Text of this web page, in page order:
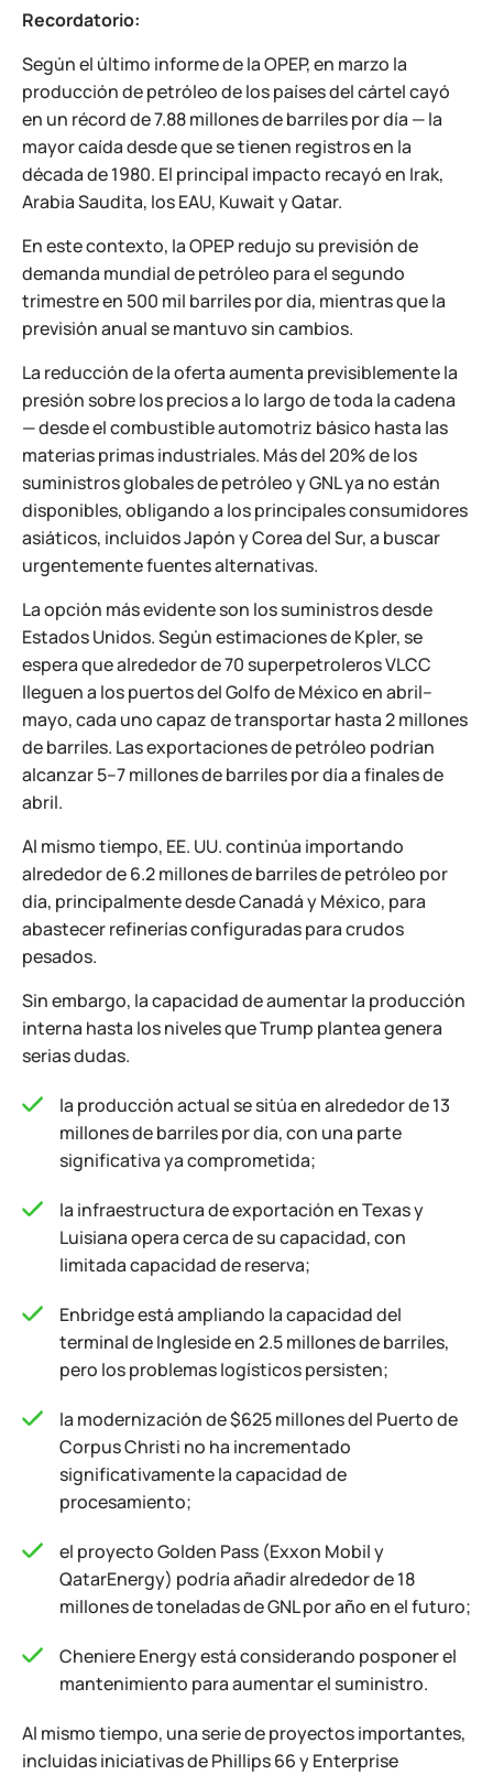
Recordatorio:
Según el último informe de la OPEP, en marzo la
producción de petróleo de los países del cártel cayó
en un récord de 7.88 millones de barriles por día — la
mayor caída desde que se tienen registros en la
década de 1980. El principal impacto recayó en Irak,
Arabia Saudita, los EAU, Kuwait y Qatar.
En este contexto, la OPEP redujo su previsión de
demanda mundial de petróleo para el segundo
trimestre en 500 mil barriles por día, mientras que la
previsión anual se mantuvo sin cambios.
La reducción de la oferta aumenta previsiblemente la
presión sobre los precios a lo largo de toda la cadena
— desde el combustible automotriz básico hasta las
materias primas industriales. Más del 20% de los
suministros globales de petróleo y GNL ya no están
disponibles, obligando a los principales consumidores
asiáticos, incluidos Japón y Corea del Sur, a buscar
urgentemente fuentes alternativas.
La opción más evidente son los suministros desde
Estados Unidos. Según estimaciones de Kpler, se
espera que alrededor de 70 superpetroleros VLCC
lleguen a los puertos del Golfo de México en abril–
mayo, cada uno capaz de transportar hasta 2 millones
de barriles. Las exportaciones de petróleo podrían
alcanzar 5–7 millones de barriles por día a finales de
abril.
Al mismo tiempo, EE. UU. continúa importando
alrededor de 6.2 millones de barriles de petróleo por
día, principalmente desde Canadá y México, para
abastecer refinerías configuradas para crudos
pesados.
Sin embargo, la capacidad de aumentar la producción
interna hasta los niveles que Trump plantea genera
serias dudas.
la producción actual se sitúa en alrededor de 13
millones de barriles por día, con una parte
significativa ya comprometida;
la infraestructura de exportación en Texas y
Luisiana opera cerca de su capacidad, con
limitada capacidad de reserva;
Enbridge está ampliando la capacidad del
terminal de Ingleside en 2.5 millones de barriles,
pero los problemas logísticos persisten;
la modernización de $625 millones del Puerto de
Corpus Christi no ha incrementado
significativamente la capacidad de
procesamiento;
el proyecto Golden Pass (Exxon Mobil y
QatarEnergy) podría añadir alrededor de 18
millones de toneladas de GNL por año en el futuro;
Cheniere Energy está considerando posponer el
mantenimiento para aumentar el suministro.
Al mismo tiempo, una serie de proyectos importantes,
incluidas iniciativas de Phillips 66 y Enterprise